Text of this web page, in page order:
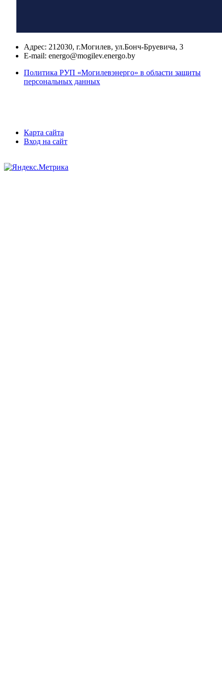
Адрес: 212030, г.Могилев, ул.Бонч-Бруевича, 3
E-mail: energo@mogilev.energo.by
Политика РУП «Могилевэнерго» в области защиты
персональных данных
Карта сайта
Вход на сайт